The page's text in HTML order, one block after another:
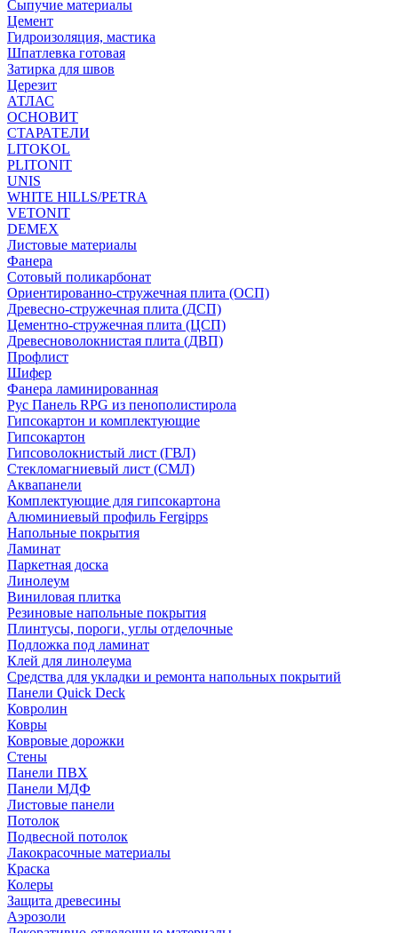
Сыпучие материалы
Цемент
Гидроизоляция, мастика
Шпатлевка готовая
Затирка для швов
Церезит
АТЛАС
ОСНОВИТ
СТАРАТЕЛИ
LITOKOL
PLITONIT
UNIS
WHITE HILLS/PETRA
VETONIT
DEMEX
Листовые материалы
Фанера
Сотовый поликарбонат
Ориентированно-стружечная плита (ОСП)
Древесно-стружечная плита (ДСП)
Цементно-стружечная плита (ЦСП)
Древесноволокнистая плита (ДВП)
Профлист
Шифер
Фанера ламинированная
Рус Панель RPG из пенополистирола
Гипсокартон и комплектующие
Гипсокартон
Гипсоволокнистый лист (ГВЛ)
Стекломагниевый лист (СМЛ)
Аквапанели
Комплектующие для гипсокартона
Алюминиевый профиль Fergipps
Напольные покрытия
Ламинат
Паркетная доска
Линолеум
Виниловая плитка
Резиновые напольные покрытия
Плинтусы, пороги, углы отделочные
Подложка под ламинат
Клей для линолеума
Средства для укладки и ремонта напольных покрытий
Панели Quick Deck
Ковролин
Ковры
Ковровые дорожки
Стены
Панели ПВХ
Панели МДФ
Листовые панели
Потолок
Подвесной потолок
Лакокрасочные материалы
Краска
Колеры
Защита древесины
Аэрозоли